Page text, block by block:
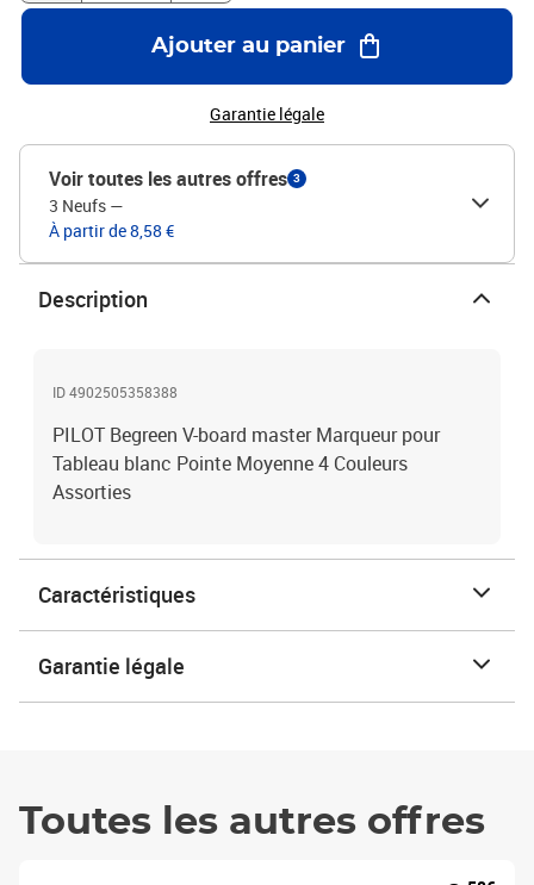
Ajouter au panier
Garantie légale
Voir toutes les autres offres 3
3 Neufs —
À partir de 8,58 €
Description
ID 4902505358388
PILOT Begreen V-board master Marqueur pour
Tableau blanc Pointe Moyenne 4 Couleurs
Assorties
Caractéristiques
Garantie légale
Toutes les autres offres